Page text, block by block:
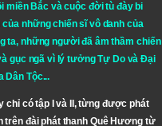
miền Bắc và cuộc đời tù đày bi
của những chiến sĩ vô danh của
ta, những người đã âm thầm chiến
gục ngã vì lý tưởngTự DovàĐại
Dân Tộc...
chỉ có tập I và II, từng được phát
trên đài phát thanh Quê Hương từ